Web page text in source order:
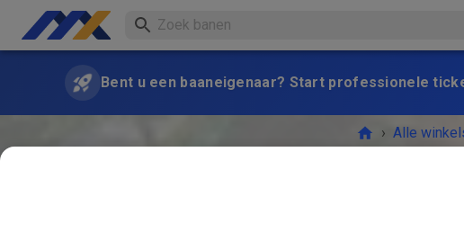
Bent u een baaneigenaar? Start professionele
› Alle